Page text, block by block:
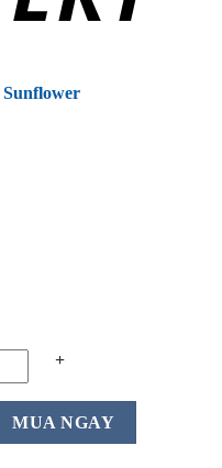
Sunflower
MUA NGAY